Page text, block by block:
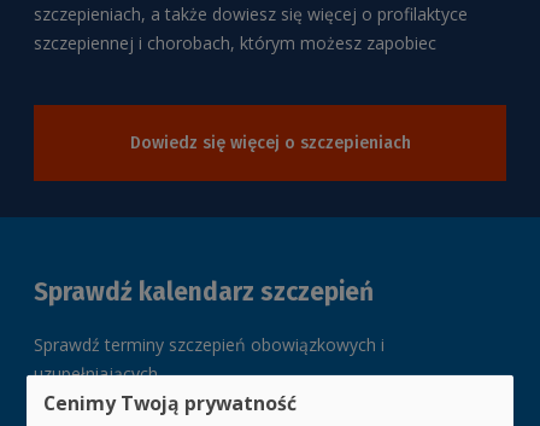
szczepieniach, a także dowiesz się więcej o profilaktyce
szczepiennej i chorobach, którym możesz zapobiec
Dowiedz się więcej o szczepieniach
Sprawdź kalendarz szczepień
Sprawdź terminy szczepień obowiązkowych i
uzupełniających
Cenimy Twoją prywatność